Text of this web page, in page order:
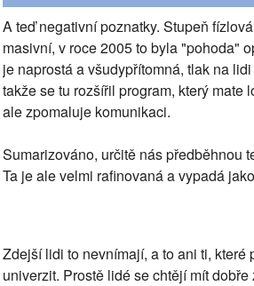
A teď negativní poznatky. Stupeň
masivní, v roce 2005 to byla "pohoda"
je naprostá a všudypřítomná, tlak na
takže se tu rozšířil program, který
ale zpomaluje komunikaci.
Sumarizováno, určitě nás předběhnou
Ta je ale velmi rafinovaná a vypadá
Zdejší lidi to nevnímají, a to ani ti,
univerzit. Prostě lidé se chtějí mít